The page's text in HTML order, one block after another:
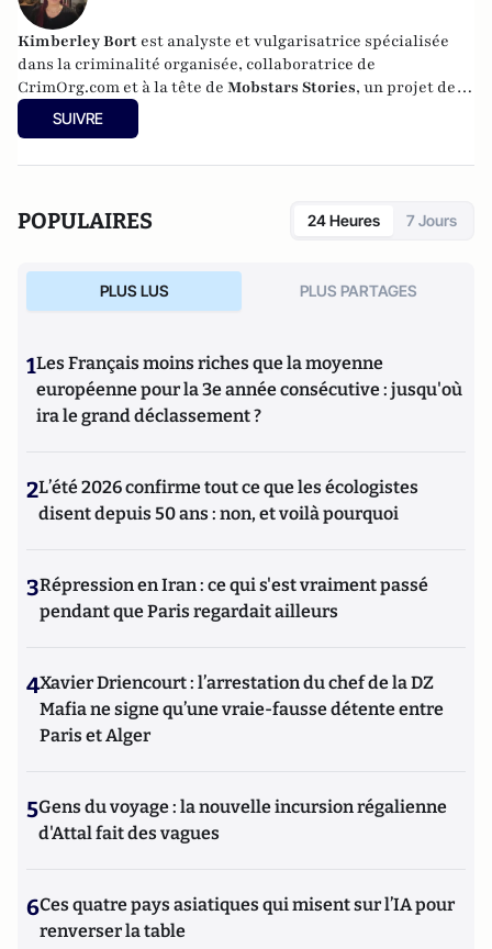
Kimberley Bort est analyste et vulgarisatrice spécialisée
dans la criminalité organisée, collaboratrice de
CrimOrg.com et à la tête de Mobstars Stories, un projet de
contenus sur les réseaux sociaux qui explore les
dynamiques du crime organisé et ses représentations.
SUIVRE
POPULAIRES 24 Heures 7 Jours
PLUS LUS PLUS PARTAGES
1Les Français moins riches que la moyenne
européenne pour la 3e année consécutive : jusqu'où
ira le grand déclassement ?
2L’été 2026 confirme tout ce que les écologistes
disent depuis 50 ans : non, et voilà pourquoi
3Répression en Iran : ce qui s'est vraiment passé
pendant que Paris regardait ailleurs
4Xavier Driencourt : l’arrestation du chef de la DZ
Mafia ne signe qu’une vraie-fausse détente entre
Paris et Alger
5Gens du voyage : la nouvelle incursion régalienne
d'Attal fait des vagues
6Ces quatre pays asiatiques qui misent sur l’IA pour
renverser la table